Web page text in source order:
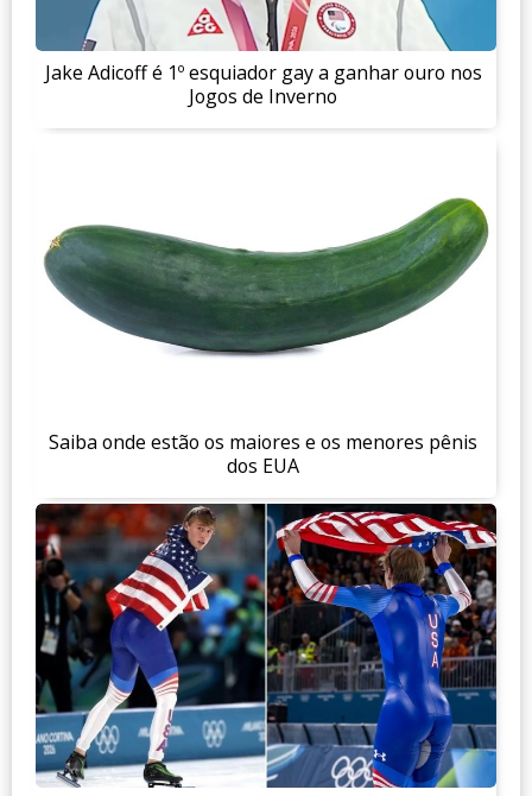
Jake Adicoff é 1º esquiador gay a ganhar ouro nos
Jogos de Inverno
Saiba onde estão os maiores e os menores pênis
dos EUA